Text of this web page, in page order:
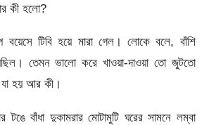
কী হলো?
টিবি হয়ে মারা গেল। লোকে বলে, বাঁশি
তেমন ভালো করে খাওয়া-দাওয়া তো জুটতো
যা হয় আর কী।
টঙে বাঁধা দুকামরার মোটামুটি ঘরের সামনে লম্বা